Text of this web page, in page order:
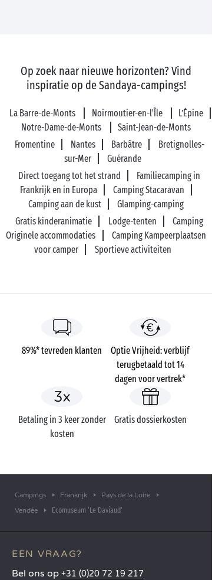
Op zoek naar nieuwe horizonten? Vind
inspiratie op de Sandaya-campings!
La Barre-de-Monts Noirmoutier-en-l'Île
L’Épine
Notre-Dame-de-Monts
Saint-Jean-de-Monts
Fromentine
Nantes Barbâtre
Bretignolles-
sur-Mer
Guérande
Direct toegang tot het strand
Familiecamping in
Frankrijk en in Europa
Camping Stacaravan
Camping aan de kust
Glamping-camping
Gratis kinderanimatie
Lodge-tenten
Camping
Originele accommodaties
Camping Kampeerplaatsen
voor camper
Sportieve activiteiten
89%* tevreden klanten
Optie Vrijheid: verblijf
terugbetaald tot 14
dagen voor vertrek*
Betaling in 3 keer zonder
kosten
Gratis dossierkosten
Campings Frankrijk
Pays de la Loire
Vendée
Ecomuseum ‘Le Daviaud’
EEN VRAAG?
Bel ons op +31 (0)20 72 19 217